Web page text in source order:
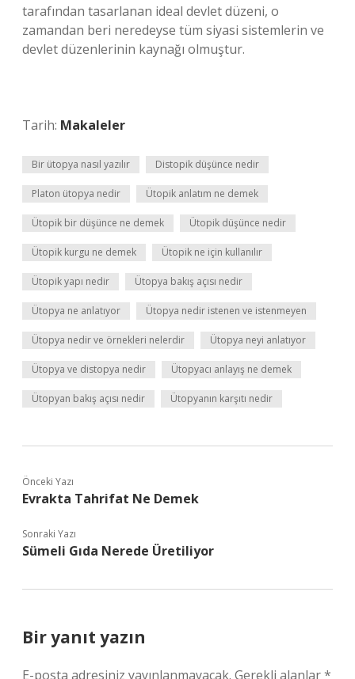
tarafından tasarlanan ideal devlet düzeni, o
zamandan beri neredeyse tüm siyasi sistemlerin ve
devlet düzenlerinin kaynağı olmuştur.
Tarih: Makaleler
Bir ütopya nasıl yazılır Distopik düşünce nedir
Platon ütopya nedir Ütopik anlatım ne demek
Ütopik bir düşünce ne demek Ütopik düşünce nedir
Ütopik kurgu ne demek Ütopik ne için kullanılır
Ütopik yapı nedir Ütopya bakış açısı nedir
Ütopya ne anlatıyor Ütopya nedir istenen ve istenmeyen
Ütopya nedir ve örnekleri nelerdir Ütopya neyi anlatıyor
Ütopya ve distopya nedir Ütopyacı anlayış ne demek
Ütopyan bakış açısı nedir Ütopyanın karşıtı nedir
Önceki Yazı
Evrakta Tahrifat Ne Demek
Sonraki Yazı
Sümeli Gıda Nerede Üretiliyor
Bir yanıt yazın
E-posta adresiniz yayınlanmayacak. Gerekli alanlar*